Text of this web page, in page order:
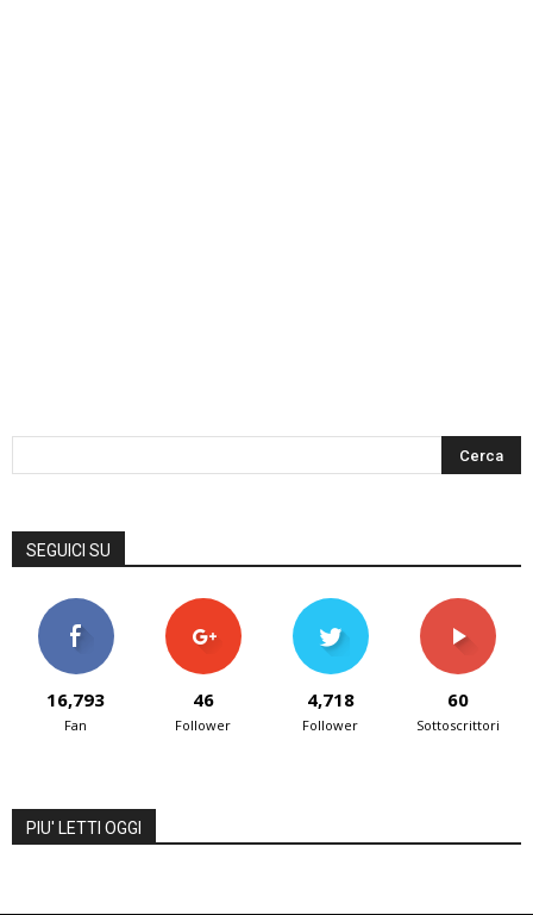
SEGUICI SU
16,793
Fan
46
Follower
4,718
Follower
60
Sottoscrittori
PIU' LETTI OGGI